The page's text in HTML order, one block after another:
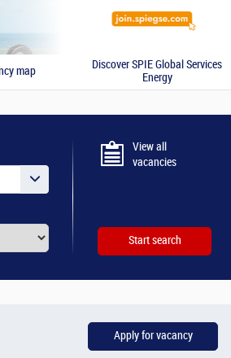
map
Discover SPIE Global Services
Energy
View all
vacancies